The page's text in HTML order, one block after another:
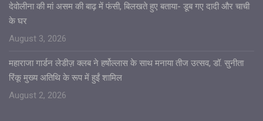
देवोलीना की मां असम की बाढ़ में फंसी, बिलखते हुए बताया- डूब गए दादी और चाची
के घर
August 3, 2026
महाराजा गार्डन लेडीज़ क्लब ने हर्षोल्लास के साथ मनाया तीज उत्सव, डॉ. सुनीता
रिंकू मुख्य अतिथि के रूप में हुईं शामिल
August 2, 2026